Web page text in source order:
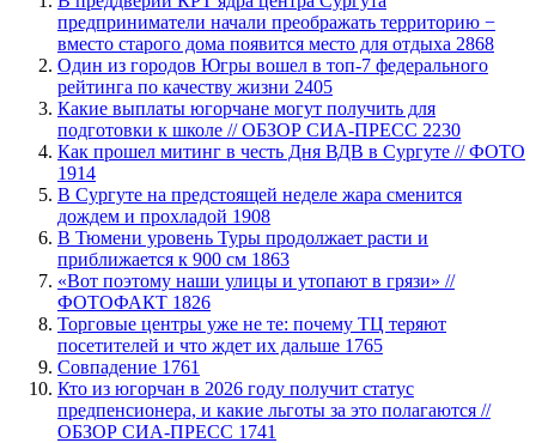
предприниматели начали преображать территорию −
вместо старого дома появится место для отдыха 2868
Один из городов Югры вошел в топ-7 федерального
рейтинга по качеству жизни 2405
Какие выплаты югорчане могут получить для
подготовки к школе // ОБЗОР СИА-ПРЕСС 2230
Как прошел митинг в честь Дня ВДВ в Сургуте // ФОТО
1914
В Сургуте на предстоящей неделе жара сменится
дождем и прохладой 1908
В Тюмени уровень Туры продолжает расти и
приближается к 900 см 1863
«Вот поэтому наши улицы и утопают в грязи» //
ФОТОФАКТ 1826
Торговые центры уже не те: почему ТЦ теряют
посетителей и что ждет их дальше 1765
​Совпадение 1761
Кто из югорчан в 2026 году получит статус
предпенсионера, и какие льготы за это полагаются //
ОБЗОР СИА-ПРЕСС 1741